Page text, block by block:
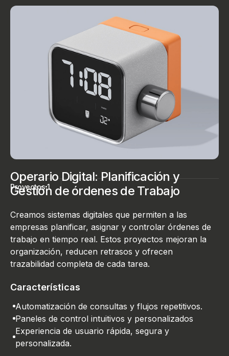
Proyectos 1
Operario Digital: Planificación y
Gestión de órdenes de Trabajo
Creamos sistemas digitales que permiten a las
empresas planificar, asignar y controlar órdenes de
trabajo en tiempo real. Estos proyectos mejoran la
organización, reducen retrasos y ofrecen
trazabilidad completa de cada tarea.
Características
Automatización de consultas y flujos repetitivos.
Paneles de control intuitivos y personalizados
Experiencia de usuario rápida, segura y
personalizada.